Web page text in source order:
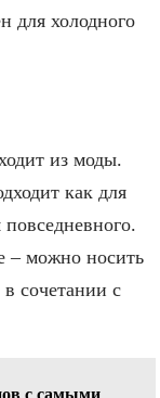
для холодного
из моды.
как для
– можно носить
в сочетании с
с самыми